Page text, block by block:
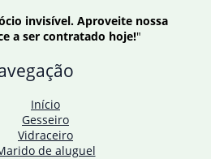
invisível. Aproveite nossa
a ser contratado hoje!"
Início
Gesseiro
Vidraceiro
de aluguel